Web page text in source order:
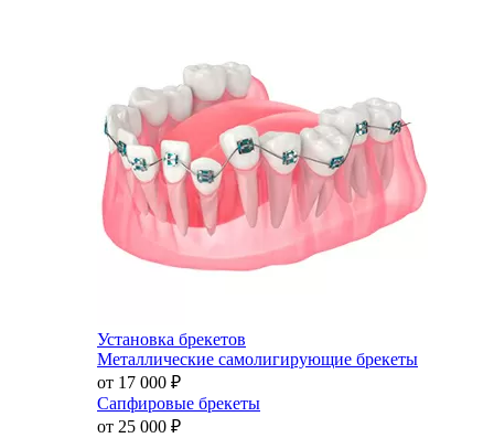
Установка брекетов
Металлические самолигирующие брекеты
от 17 000 ₽
Сапфировые брекеты
от 25 000 ₽